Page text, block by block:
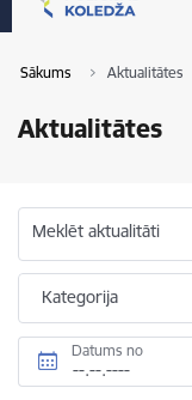
Sākums Aktualitātes
Aktualitātes
Meklēt aktualitāti
Kategorija
Datums no